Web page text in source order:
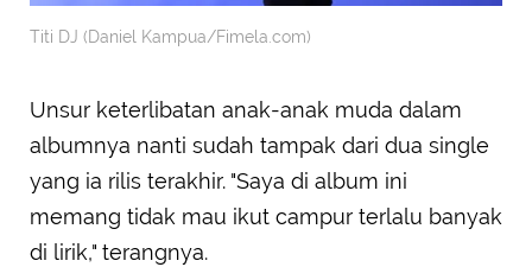
Titi DJ (Daniel Kampua/Fimela.com)
Unsur keterlibatan anak-anak muda dalam
albumnya nanti sudah tampak dari dua single
yang ia rilis terakhir. "Saya di album ini
memang tidak mau ikut campur terlalu banyak
di lirik," terangnya.